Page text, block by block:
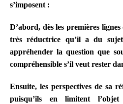
s’imposent :
D’abord, dès les premières
très réductrice qu’il a du
appréhender la question que
compréhensible s’il veut rester
Ensuite, les perspectives de sa
puisqu’ils en limitent